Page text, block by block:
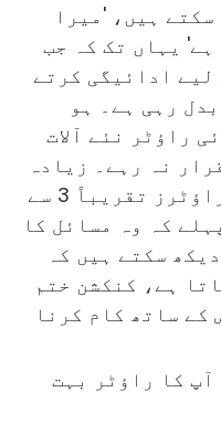
ہیں، 'میرا
یہاں تک کہ جب
ادائیگی کرتے
رہی ہے۔ ہو
راؤٹر نئے آلات
نہ رہے۔ زیادہ
تر صارفین کے وائی فائی راؤٹرز تقریباً 3 سے
کہ وہ مسائل کا
سکتے ہیں کہ
ہے، کنکشن ختم
کے ساتھ کام کرنا
آپ کا راؤٹر بہت